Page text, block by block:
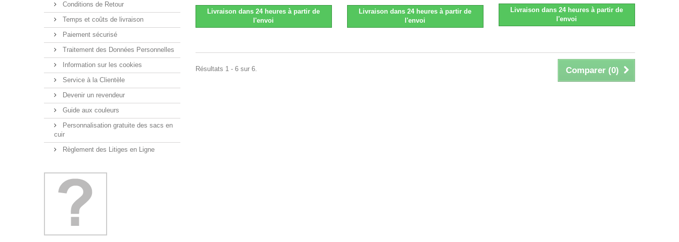
Conditions de Retour
Temps et coûts de livraison
Paiement sécurisé
Traitement des Données Personnelles
Information sur les cookies
Service à la Clientèle
Devenir un revendeur
Guide aux couleurs
Personnalisation gratuite des sacs en
cuir
Règlement des Litiges en Ligne
Livraison dans 24 heures à partir de
l'envoi
Livraison dans 24 heures à partir de
l'envoi
Livraison dans 24 heures à partir de
l'envoi
Comparer (0)
Résultats 1 - 6 sur 6.